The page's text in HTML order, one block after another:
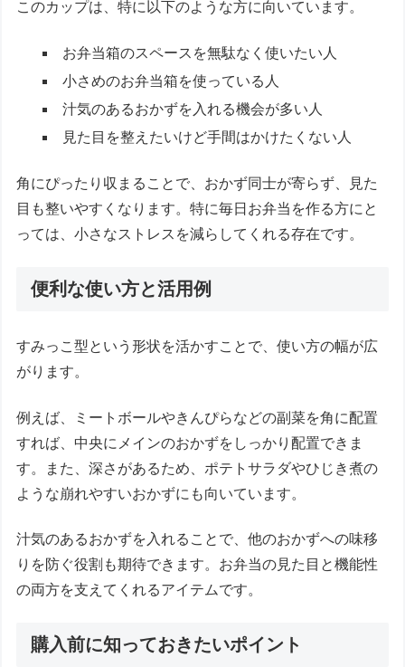
このカップは、特に以下のような方に向いています。
お弁当箱のスペースを無駄なく使いたい人
小さめのお弁当箱を使っている人
汁気のあるおかずを入れる機会が多い人
見た目を整えたいけど手間はかけたくない人
角にぴったり収まることで、おかず同士が寄らず、見た
目も整いやすくなります。特に毎日お弁当を作る方にと
っては、小さなストレスを減らしてくれる存在です。
便利な使い方と活用例
すみっこ型という形状を活かすことで、使い方の幅が広
がります。
例えば、ミートボールやきんぴらなどの副菜を角に配置
すれば、中央にメインのおかずをしっかり配置できま
す。また、深さがあるため、ポテトサラダやひじき煮の
ような崩れやすいおかずにも向いています。
汁気のあるおかずを入れることで、他のおかずへの味移
りを防ぐ役割も期待できます。お弁当の見た目と機能性
の両方を支えてくれるアイテムです。
購入前に知っておきたいポイント